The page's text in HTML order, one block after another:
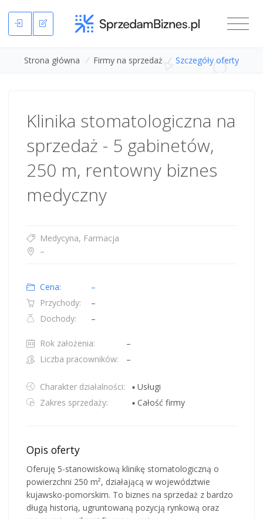
Strona główna / Firmy na sprzedaż / Szczegóły oferty
Klinika stomatologiczna na
sprzedaż - 5 gabinetów,
250 m, rentowny biznes
medyczny
Medycyna, Farmacja
–
Cena:
–
Przychody:
–
Dochody:
–
Rok założenia:
–
Liczba pracowników:
–
Charakter działalności:
▪ Usługi
Zakres sprzedaży:
▪ Całość firmy
Opis oferty
Oferuję 5-stanowiskową klinikę stomatologiczną o
powierzchni 250 m², działającą w województwie
kujawsko-pomorskim. To biznes na sprzedaż z bardzo
długą historią, ugruntowaną pozycją rynkową oraz